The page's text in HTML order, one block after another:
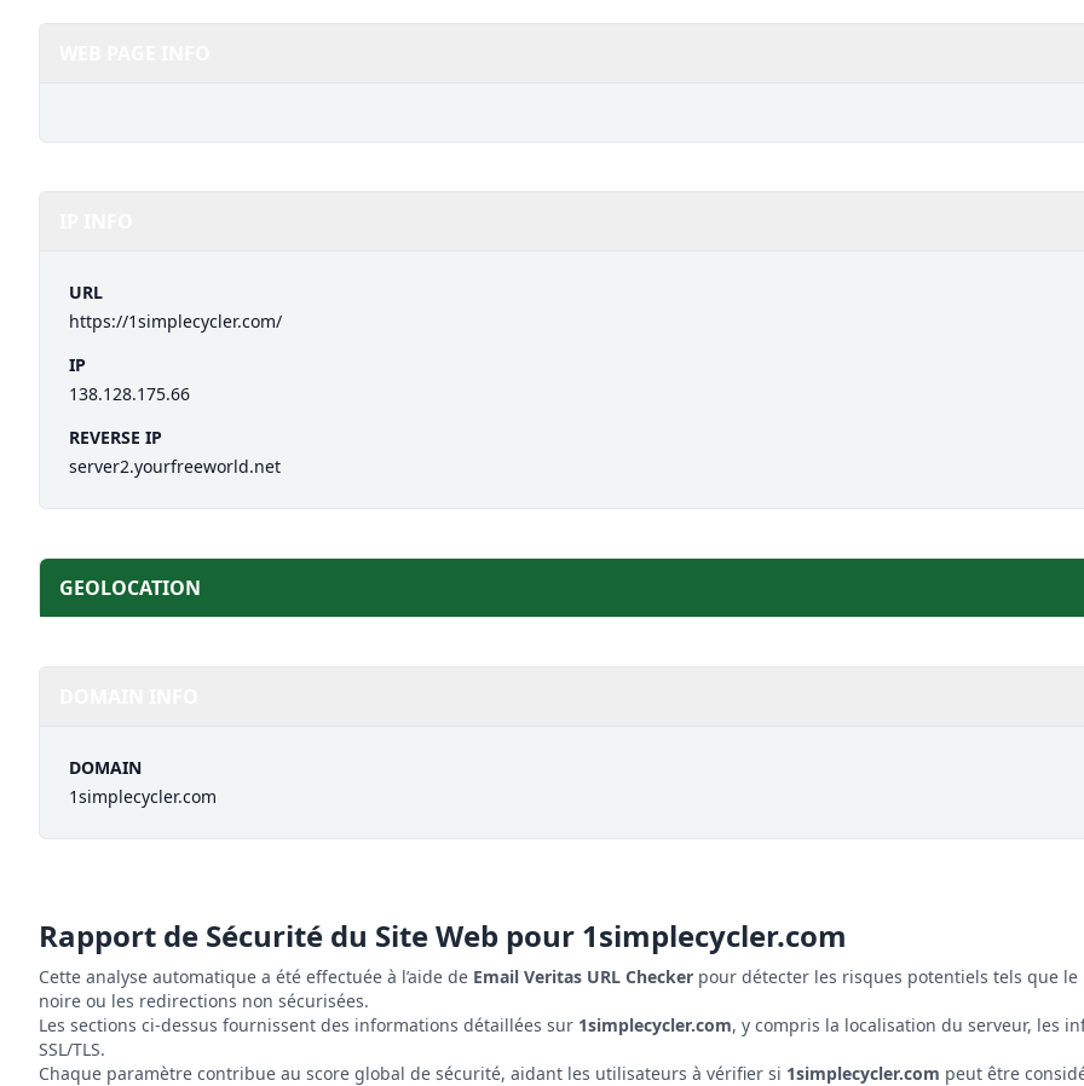
URL
https://1simplecycler.com/
IP
138.128.175.66
REVERSE IP
server2.yourfreeworld.net
GEOLOCATION
DOMAIN
1simplecycler.com
Rapport de Sécurité du Site Web pour 1simplecycler.com
Cette analyse automatique a été effectuée à l’aide de Email Veritas URL Checker pour détecter les risques potentiels tels que
noire ou les redirections non sécurisées.
Les sections ci-dessus fournissent des informations détaillées sur 1simplecycler.com, y compris la localisation du serveur, les
SSL/TLS.
Chaque paramètre contribue au score global de sécurité, aidant les utilisateurs à vérifier si 1simplecycler.com peut être